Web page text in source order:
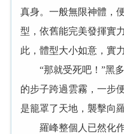
真身。一般無限神體，
型，依舊能完美發揮實
此，體型大小如意，實
“那就受死吧！”黑多
的步子跨過雲霧，一步
是籠罩了天地，襲擊向羅
羅峰整個人已然化作